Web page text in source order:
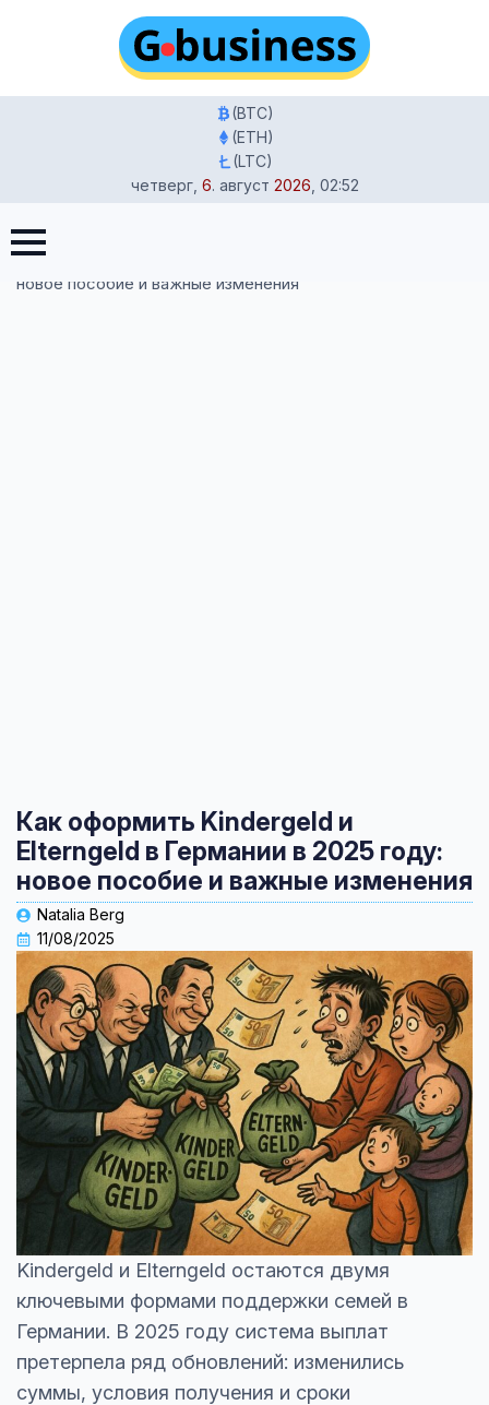
(BTC)
(ETH)
(LTC)
четверг, 6. август 2026 02:52
Главная
оформить Kindergeld и Elterngeld в Германии в 2025 году:
новое пособие и важные изменения
Как оформить Kindergeld и
Elterngeld в Германии в 2025 году:
новое пособие и важные изменения
Natalia Berg
11/08/2025
Kindergeld и Elterngeld остаются двумя
ключевыми формами поддержки семей в
Германии. В 2025 году система выплат
претерпела ряд обновлений: изменились
суммы, условия получения и сроки